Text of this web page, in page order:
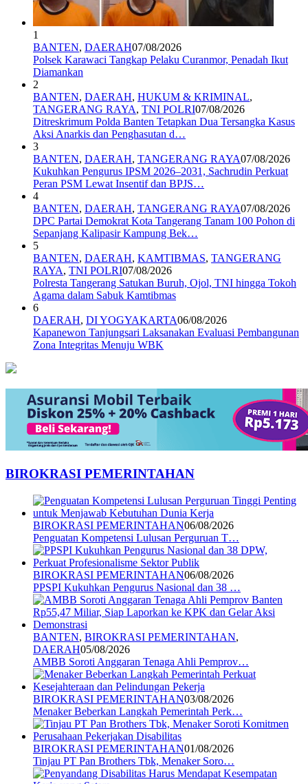
1
BANTEN, DAERAH07/08/2026
Polsek Karawaci Tangkap Pelaku Curanmor, Penadah Ikut
Diamankan
2
BANTEN, DAERAH, HUKUM & KRIMINAL,
TANGERANG RAYA, TNI POLRI07/08/2026
Ditreskrimum Polda Banten Tetapkan Dua Tersangka Kasus
Aksi Anarkis dan Penghasutan d…
3
BANTEN, DAERAH, TANGERANG RAYA07/08/2026
Kukuhkan Pengurus IPSM 2026–2031, Sachrudin Perkuat
Peran PSM Lewat Insentif dan BPJS…
4
BANTEN, DAERAH, TANGERANG RAYA07/08/2026
DPC Partai Demokrat Kota Tangerang Tanam 100 Pohon di
Sepanjang Kalipasir Kampung Bek…
5
BANTEN, DAERAH, KAMTIBMAS, TANGERANG
RAYA, TNI POLRI07/08/2026
Polresta Tangerang Satukan Buruh, Ojol, TNI hingga Tokoh
Agama dalam Sabuk Kamtibmas
6
DAERAH, DI YOGYAKARTA06/08/2026
Kapanewon Tanjungsari Laksanakan Evaluasi Pembangunan
Zona Integritas Menuju WBK
BIROKRASI PEMERINTAHAN
BIROKRASI PEMERINTAHAN06/08/2026
Penguatan Kompetensi Lulusan Perguruan T…
BIROKRASI PEMERINTAHAN06/08/2026
PPSPI Kukuhkan Pengurus Nasional dan 38 …
BANTEN, BIROKRASI PEMERINTAHAN,
DAERAH05/08/2026
AMBB Soroti Anggaran Tenaga Ahli Pemprov…
BIROKRASI PEMERINTAHAN03/08/2026
Menaker Beberkan Langkah Pemerintah Perk…
BIROKRASI PEMERINTAHAN01/08/2026
Tinjau PT Pan Brothers Tbk, Menaker Soro…